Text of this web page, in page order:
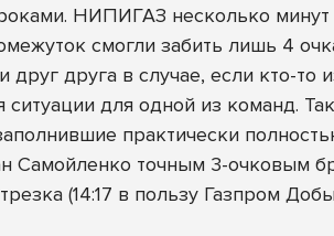
НИПИГАЗ несколько
смогли забить лишь 4
друга в случае, если кто-
для одной из команд.
практически
Самойленко точным 3-очковым
(14:17 в пользу Газпром